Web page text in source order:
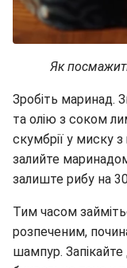
Як
Зробіть маринад.
та олію з соком
скумбрії у миску
залийте
залиште рибу на
Тим часом
розпеченим,
шампур. Запікайте